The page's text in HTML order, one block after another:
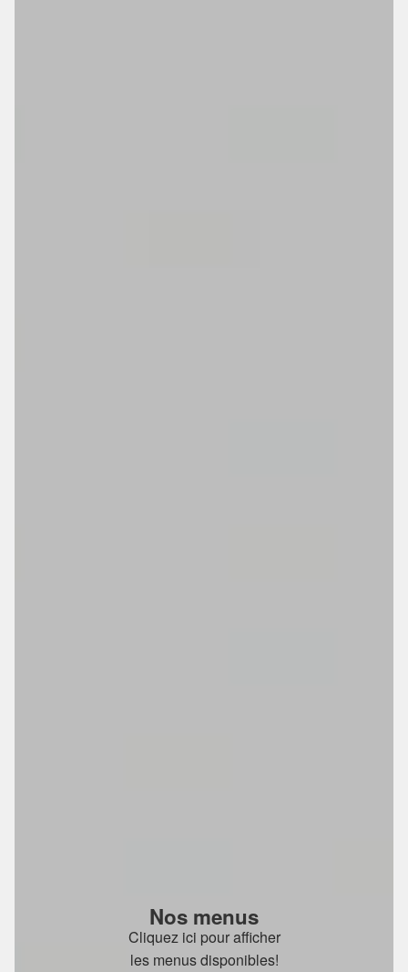
Nos menus
Cliquez ici pour afficher
les menus disponibles!